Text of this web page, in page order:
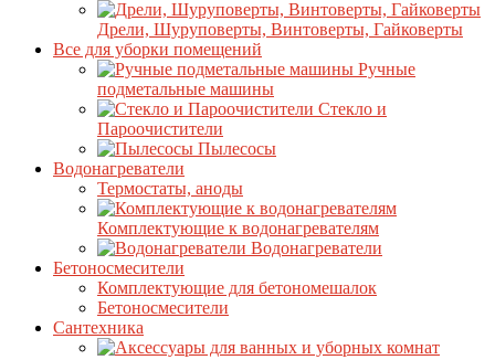
Дрели, Шуруповерты, Винтоверты, Гайковерты
Все для уборки помещений
Ручные
подметальные машины
Стекло и
Пароочистители
Пылесосы
Водонагреватели
Термостаты, аноды
Комплектующие к водонагревателям
Водонагреватели
Бетоносмесители
Комплектующие для бетономешалок
Бетоносмесители
Сантехника